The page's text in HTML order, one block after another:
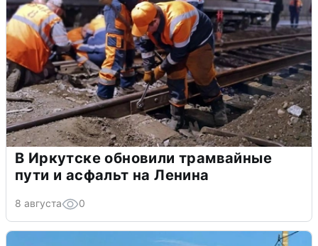
В Иркутске обновили трамвайные
пути и асфальт на Ленина
8 августа 0